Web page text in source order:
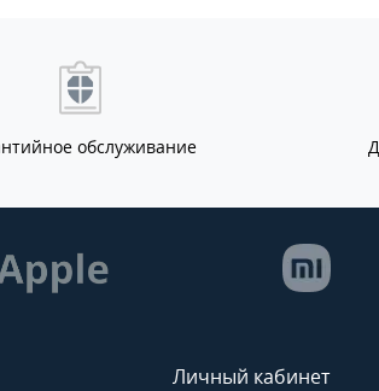
обслуживание
Личный кабинет